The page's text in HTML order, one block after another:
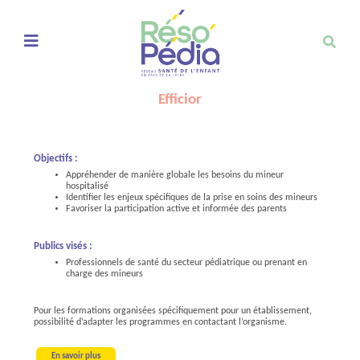
Ouvrir le menu de navigation mobile
Efficior
Objectifs :
Appréhender de manière globale les besoins du mineur
hospitalisé
Identifier les enjeux spécifiques de la prise en soins des mineurs
Favoriser la participation active et informée des parents
Publics visés :
Professionnels de santé du secteur pédiatrique ou prenant en
charge des mineurs
Pour les formations organisées spécifiquement pour un établissement,
possibilité d’adapter les programmes en contactant l’organisme.
En savoir plus